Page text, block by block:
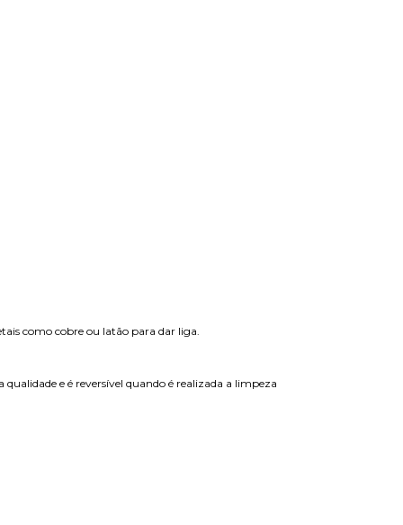
como cobre ou latão para dar liga.
e é reversível quando é realizada a limpeza